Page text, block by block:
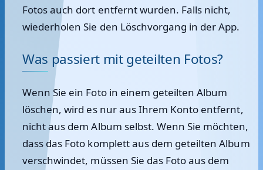
Fotos auch dort entfernt wurden. Falls nicht,
wiederholen Sie den Löschvorgang in der App.
Was passiert mit geteilten Fotos?
Wenn Sie ein Foto in einem geteilten Album
löschen, wird es nur aus Ihrem Konto entfernt,
nicht aus dem Album selbst. Wenn Sie möchten,
dass das Foto komplett aus dem geteilten Album
verschwindet, müssen Sie das Foto aus dem